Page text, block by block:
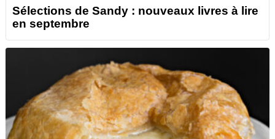
Sélections de Sandy : nouveaux livres à lire
en septembre